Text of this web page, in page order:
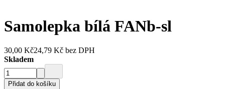
Samolepka bílá FANb-sl
30,00 Kč24,79 Kč bez DPH
Skladem
Přidat do košíku